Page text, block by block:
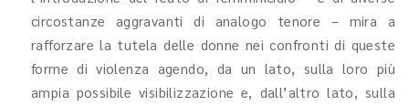
circostanze aggravanti di analogo tenore – mira a
rafforzare la tutela delle donne nei confronti di queste
forme di violenza agendo, da un lato, sulla loro più
ampia possibile visibilizzazione e, dall’altro lato, sulla